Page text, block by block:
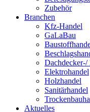
Zubehör
Branchen
Kfz-Handel
GaLaBau
Dachdecker-/
Elektrohandel
Holzhandel
Sanitärhandel
Aktuelles